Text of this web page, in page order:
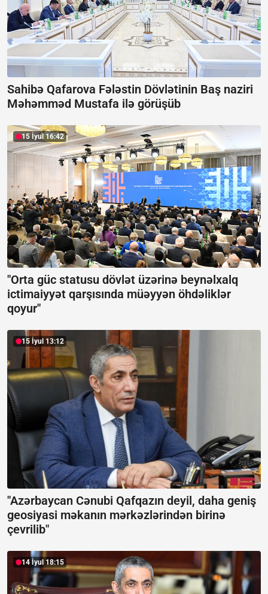
Sahibə Qafarova Fələstin Dövlətinin Baş naziri
Məhəmməd Mustafa ilə görüşüb
15 İyul 16:42
"Orta güc statusu dövlət üzərinə beynəlxalq
ictimaiyyət qarşısında müəyyən öhdəliklər
qoyur"
15 İyul 13:12
"Azərbaycan Cənubi Qafqazın deyil, daha geniş
geosiyasi məkanın mərkəzlərindən birinə
çevrilib"
14 İyul 18:15